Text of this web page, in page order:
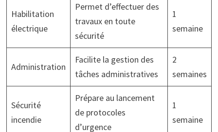
Habilitation
électrique
Permet d’effectuer des
travaux en toute
sécurité
1
semaine
Administration
Facilite la gestion des
tâches administratives
2
semaines
Sécurité
incendie
Prépare au lancement
de protocoles
d’urgence
1
semaine